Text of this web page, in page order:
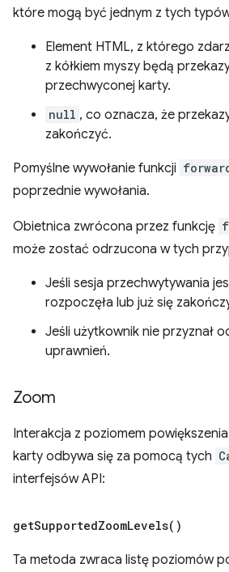
które mogą być jednym z tych
Element HTML, z którego
z kółkiem myszy będą
przechwyconej karty.
null , co oznacza, że
zakończyć.
Pomyślne wywołanie funkcji
poprzednie wywołania.
Obietnica zwrócona przez funkcję
może zostać odrzucona w tych
Jeśli sesja przechwytywania
rozpoczęła lub już się
Jeśli użytkownik nie przyznał
uprawnień.
Zoom
Interakcja z poziomem
karty odbywa się za pomocą tych
interfejsów API:
getSupportedZoomLevels( )
Ta metoda zwraca listę poziomów